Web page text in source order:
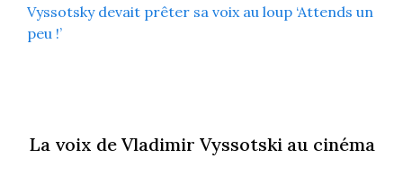
Vyssotsky devait prêter sa voix au loup ‘Attends un
peu !’
La voix de Vladimir Vyssotski au cinéma